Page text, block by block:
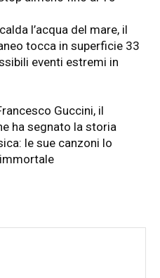
l’acqua del mare, il
tocca in superficie 33
eventi estremi in
Guccini, il
ha segnato la storia
le sue canzoni lo